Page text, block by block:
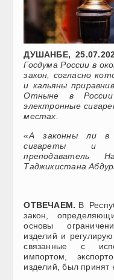
ДУШАНБЕ,
Госдума России в
закон, согласно
и кальяны
Отныне в
электронные
местах.
«А законны ли в
сигареты и
преподаватель
Таджикистана
ОТВЕЧАЕМ. В
закон,
основы
изделий и
связанные с
импортом,
изделий, был принят